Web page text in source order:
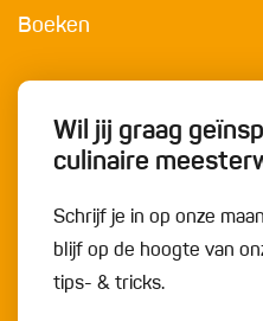
Boeken
Wil jij graag
culinaire
Schrijf je in op onze
blijf op de hoogte van
tips- & tricks.